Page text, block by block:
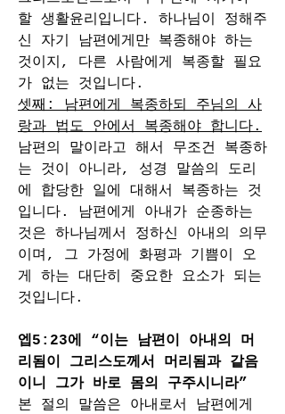
할 생활윤리입니다. 하나님이 정해주
신 자기 남편에게만 복종해야 하는
것이지, 다른 사람에게 복종할 필요
가 없는 것입니다.
셋째: 남편에게 복종하되 주님의 사
랑과 법도 안에서 복종해야 합니다.
남편의 말이라고 해서 무조건 복종하
는 것이 아니라, 성경 말씀의 도리
에 합당한 일에 대해서 복종하는 것
입니다. 남편에게 아내가 순종하는
것은 하나님께서 정하신 아내의 의무
이며, 그 가정에 화평과 기쁨이 오
게 하는 대단히 중요한 요소가 되는
것입니다.
엡5:23에 “이는 남편이 아내의 머
리됨이 그리스도께서 머리됨과 같음
이니 그가 바로 몸의 구주시니라”
본 절의 말씀은 아내로서 남편에게